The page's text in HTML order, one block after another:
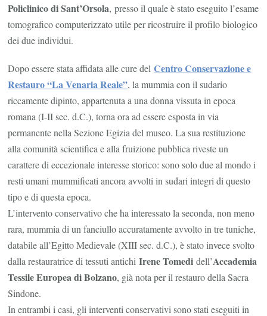
Policlinico di Sant’Orsola, presso il quale è stato eseguito l’esame
tomografico computerizzato utile per ricostruire il profilo biologico
dei due individui.
Dopo essere stata affidata alle cure delCentro Conservazione e
Restauro “La Venaria Reale”, la mummia con il sudario
riccamente dipinto, appartenuta a una donna vissuta in epoca
romana (I-II sec. d.C.), torna ora ad essere esposta in via
permanente nella Sezione Egizia del museo. La sua restituzione
alla comunità scientifica e alla fruizione pubblica riveste un
carattere di eccezionale interesse storico: sono solo due al mondo i
resti umani mummificati ancora avvolti in sudari integri di questo
tipo e di questa epoca.
L’intervento conservativo che ha interessato la seconda, non meno
rara, mummia di un fanciullo accuratamente avvolto in tre tuniche,
databile all’Egitto Medievale (XIII sec. d.C.), è stato invece svolto
dalla restauratrice di tessuti antichiIrene Tomedidell’Accademia
Tessile Europea di Bolzano, già nota per il restauro della Sacra
Sindone.
In entrambi i casi, gli interventi conservativi sono stati eseguiti in